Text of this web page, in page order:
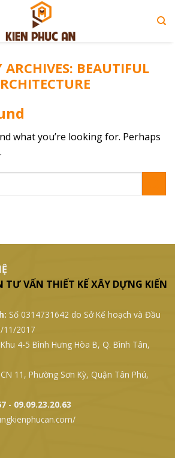
ARCHIVES: BEAUTIFUL
what you’re looking for. Perhaps
TƯ VẤN THIẾT KẾ XÂY DỰNG KIẾN
Số 0314731642 do Sở Kế hoạch và Đầu
11/2017
4-5 Bình Hưng Hòa B, Q. Bình Tân,
11, Phường Sơn Kỳ, Quận Tân Phú,
- 09.09.23.20.63